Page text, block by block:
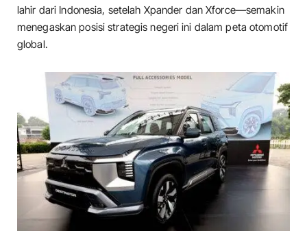
lahir dari Indonesia, setelah Xpander dan Xforce—semakin
menegaskan posisi strategis negeri ini dalam peta otomotif
global.